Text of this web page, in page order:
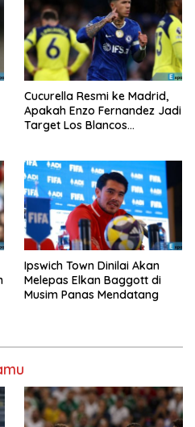
Cucurella Resmi ke Madrid,
Apakah Enzo Fernandez Jadi
Target Los Blancos
Ipswich Town Dinilai Akan
Melepas Elkan Baggott di
Musim Panas Mendatang